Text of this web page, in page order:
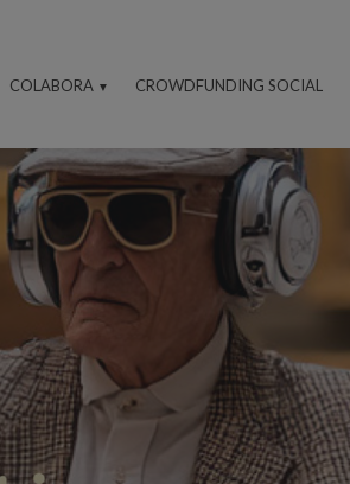
COLABORA CROWDFUNDING SOCIAL